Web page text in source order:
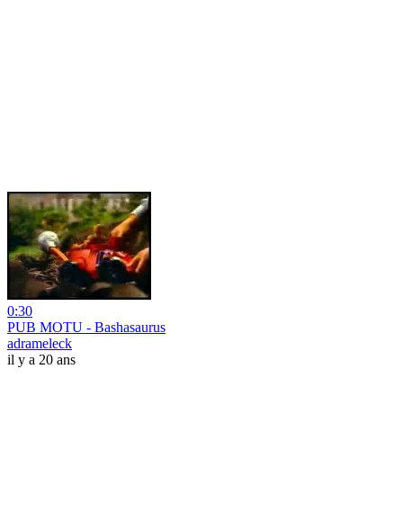
0:30
PUB MOTU - Bashasaurus
adrameleck
il y a 20 ans